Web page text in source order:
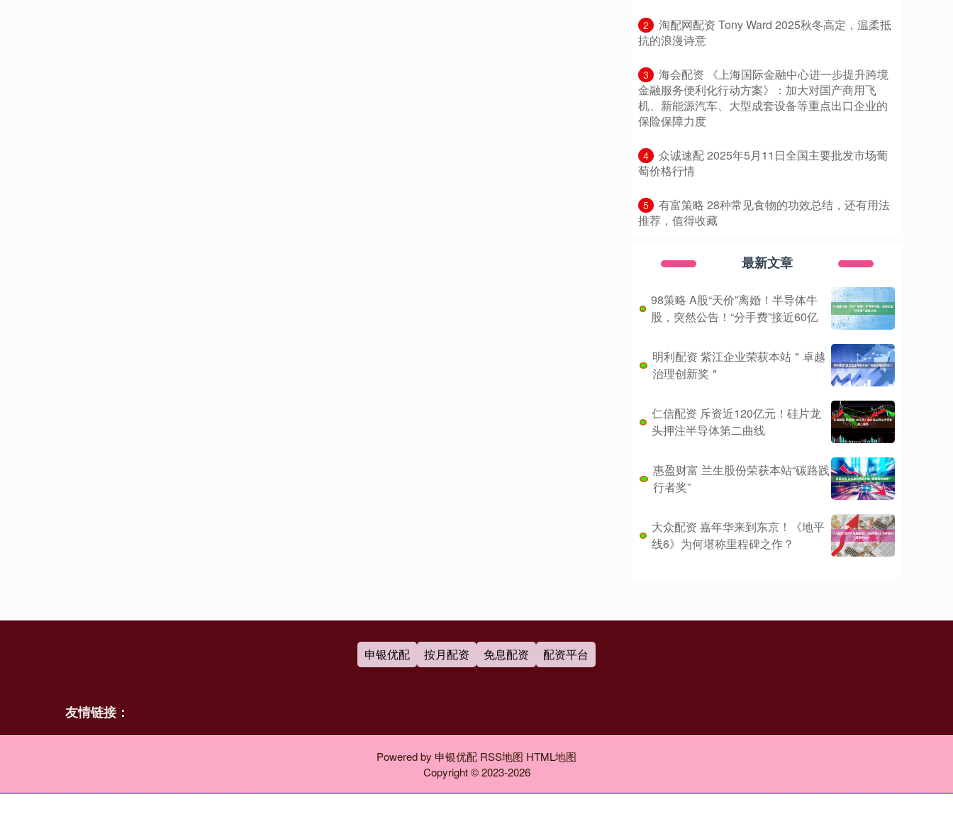
2
​淘配网配资 Tony Ward 2025秋冬高定，温柔抵
抗的浪漫诗意
3
​海会配资 《上海国际金融中心进一步提升跨境
金融服务便利化行动方案》：加大对国产商用飞
机、新能源汽车、大型成套设备等重点出口企业的
保险保障力度
4
​众诚速配 2025年5月11日全国主要批发市场葡
萄价格行情
5
​有富策略 28种常见食物的功效总结，还有用法
推荐，值得收藏
最新文章
98策略 A股“天价”离婚！半导体牛
股，突然公告！“分手费”接近60亿
明利配资 紫江企业荣获本站＂卓越
治理创新奖＂
仁信配资 斥资近120亿元！硅片龙
头押注半导体第二曲线
惠盈财富 兰生股份荣获本站“碳路践
行者奖”
大众配资 嘉年华来到东京！《地平
线6》为何堪称里程碑之作？
申银优配 按月配资 免息配资 配资平台
友情链接：
Powered by 申银优配 RSS地图 HTML地图
Copyright© 2023-2026